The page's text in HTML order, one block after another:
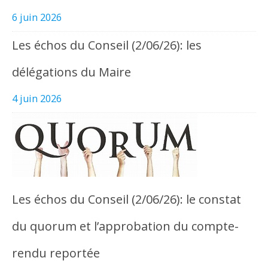
6 juin 2026
Les échos du Conseil (2/06/26): les
délégations du Maire
4 juin 2026
Les échos du Conseil (2/06/26): le constat
du quorum et l’approbation du compte-
rendu reportée